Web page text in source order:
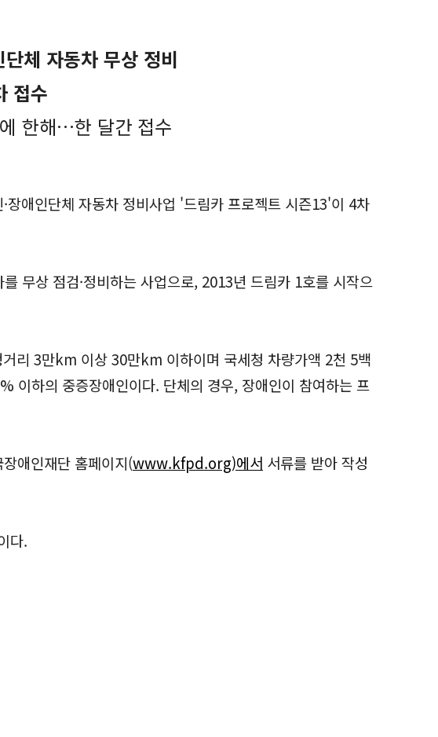
체 자동차 무상 정비
접수
한해…한 달간 접수
애인단체 자동차 정비사업 '드림카 프로젝트 시즌13'이 4차
무상 점검·정비하는 사업으로, 2013년 드림카 1호를 시작으
리 3만km 이상 30만km 이하이며 국세청 차량가액 2천 5백
이하의 중증장애인이다. 단체의 경우, 장애인이 참여하는 프
애인재단 홈페이지(www.kfpd.org)에서 서류를 받아 작성
다.